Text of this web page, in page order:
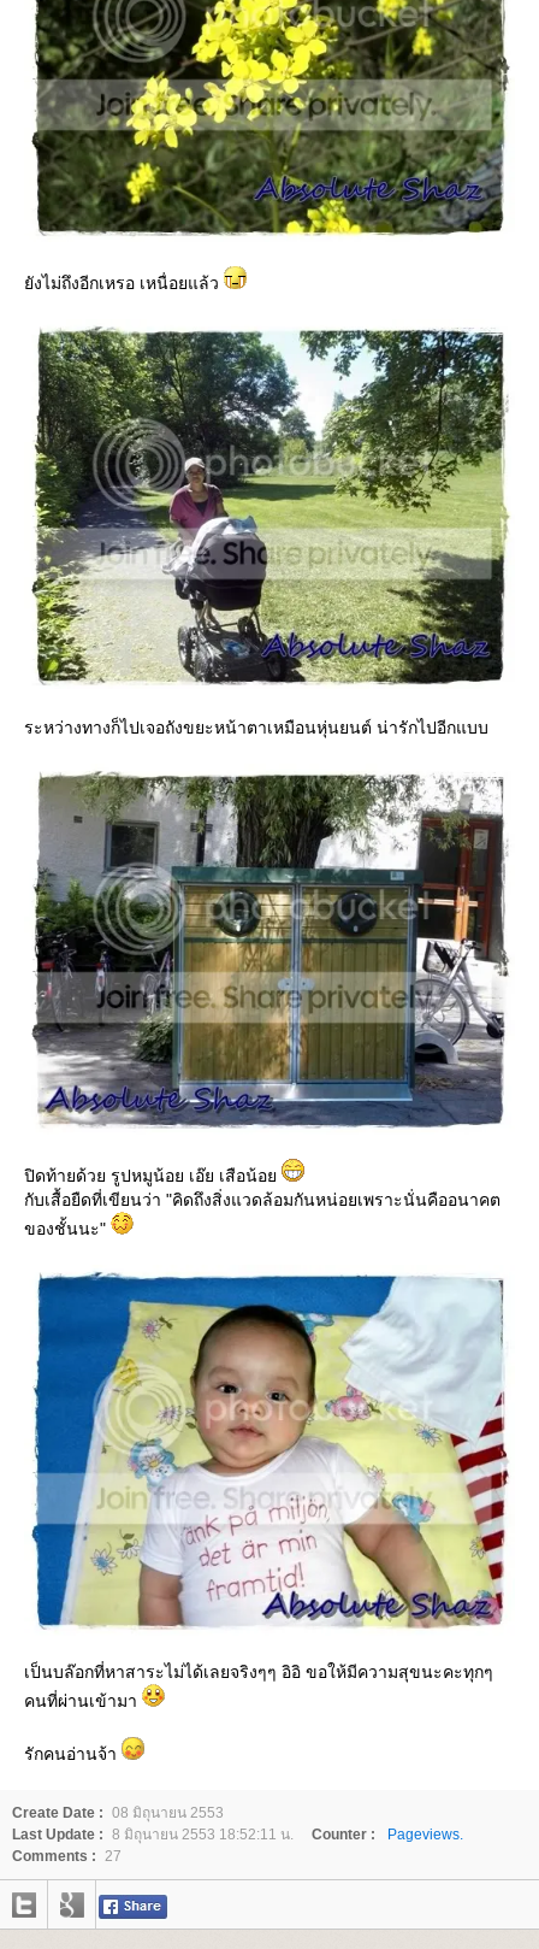
ังไม่ถึงอีกเหรอ เหนื่อยแล้ว
ระหว่างทางก็ไปเจอถังขยะหน้าตาเหมือนหุ่นยนต์ น่ารักไปอีกแบบ
ปิดท้ายด้วย รูปหมูน้อย เอ๊ย เสือน้อ
กับเสื้อยืดที่เขียนว่า "คิดถึงสิ่งแวดล้อมกันหน่อยเพราะนั่นคืออนาคต
ของชั้นนะ"
เป็นบล๊อกที่หาสาระไม่ได้เลยจริงๆๆ อิอิ ขอให้มีความสุขนะคะทุกๆ
คนที่ผ่านเข้ามา
รักคนอ่านจ้า
Create Date : 08 มิถุนายน 2553
Last Update : 8 มิถุนายน 2553 18:52:11 น. Counter :
Pageviews.
Comments : 27